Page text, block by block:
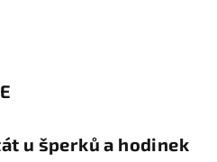
u šperků a hodinek